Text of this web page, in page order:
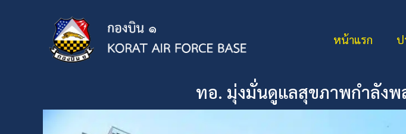
หน้าแรก ป
ทอ. มุ่งมั่นดูแลสุขภาพกำลัง